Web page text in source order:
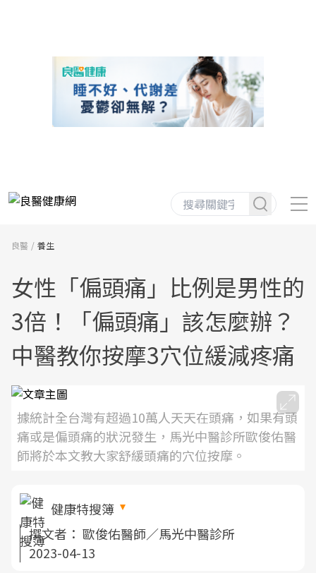
良醫 養生
女性「偏頭痛」比例是男性的
3倍！「偏頭痛」該怎麼辦？
中醫教你按摩3穴位緩減疼痛
據統計全台灣有超過10萬人天天在頭痛，如果有頭
痛或是偏頭痛的狀況發生，馬光中醫診所歐俊佑醫
師將於本文教大家舒緩頭痛的穴位按摩。
健康特搜簿
撰文者： 歐俊佑醫師／馬光中醫診所
2023-04-13